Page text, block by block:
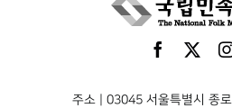
주소 | 03045 서울특별시 종